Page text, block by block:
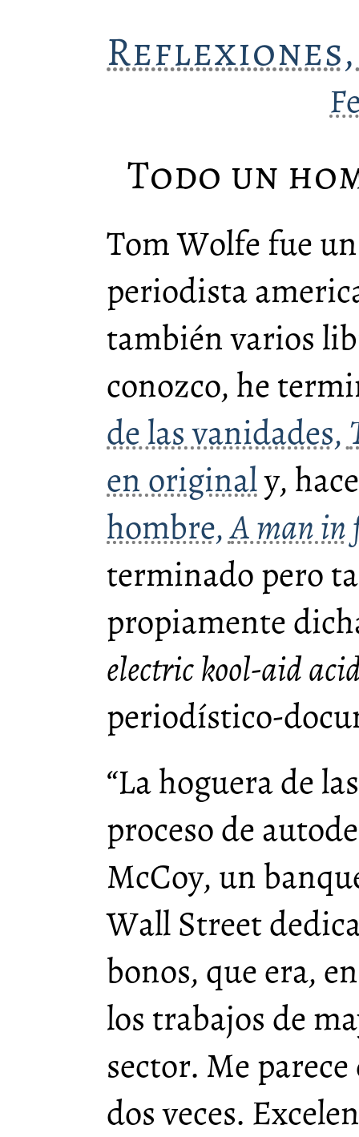
Todo un
Tom Wolfe fue
periodista
también varios
conozco, he
de las vanidades,
en originaly,
hombre,A man
terminado pero
propiamente
electric kool-aid
periodístico-
“La hoguera de
proceso de
McCoy, un
Wall Street
bonos, que era,
los trabajos de
sector. Me
dos veces.